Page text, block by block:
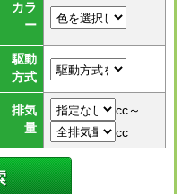
カラ
ー
駆動
方式
排気
量
cc～
cc